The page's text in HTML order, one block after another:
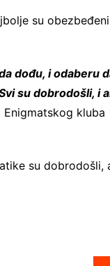
su
dođu, i odaberu
su dobrodošli, i
kluba
su dobrodošli,